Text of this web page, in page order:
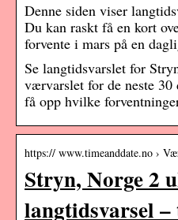
Denne siden viser
Du kan raskt få en kort
forvente i mars på en
Se langtidsvarslet for
værvarslet for de neste 30
få opp hvilke
https:// www.timeanddate.no ›
Stryn, Norge 2
langtidsvarsel